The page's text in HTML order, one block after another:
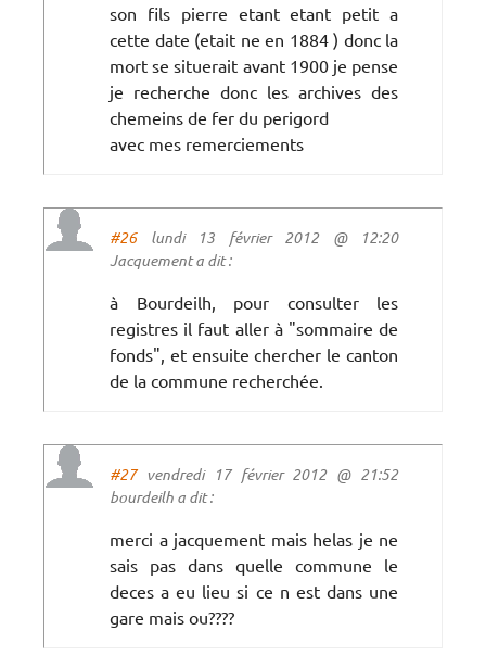
son fils pierre etant etant petit a
cette date (etait ne en 1884 ) donc la
mort se situerait avant 1900 je pense
je recherche donc les archives des
chemeins de fer du perigord
avec mes remerciements
#26lundi 13 février 2012 @ 12:20
Jacquement a dit :
à Bourdeilh, pour consulter les
registres il faut aller à "sommaire de
fonds", et ensuite chercher le canton
de la commune recherchée.
#27vendredi 17 février 2012 @ 21:52
bourdeilh a dit :
merci a jacquement mais helas je ne
sais pas dans quelle commune le
deces a eu lieu si ce n est dans une
gare mais ou????